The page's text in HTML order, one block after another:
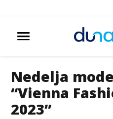
Nedelja
“Vienna
2023”